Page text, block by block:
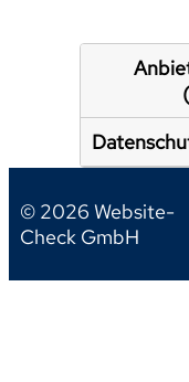
© 2026 Website-
Check GmbH